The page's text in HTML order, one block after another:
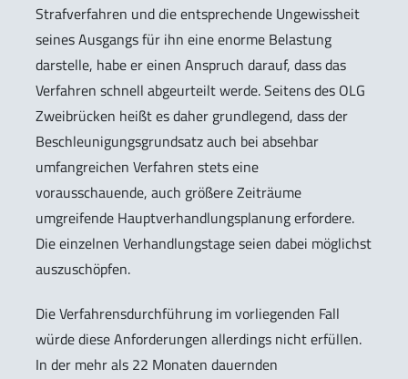
Strafverfahren und die entsprechende Ungewissheit
seines Ausgangs für ihn eine enorme Belastung
darstelle, habe er einen Anspruch darauf, dass das
Verfahren schnell abgeurteilt werde. Seitens des OLG
Zweibrücken heißt es daher grundlegend, dass der
Beschleunigungsgrundsatz auch bei absehbar
umfangreichen Verfahren stets eine
vorausschauende, auch größere Zeiträume
umgreifende Hauptverhandlungsplanung erfordere.
Die einzelnen Verhandlungstage seien dabei möglichst
auszuschöpfen.
Die Verfahrensdurchführung im vorliegenden Fall
würde diese Anforderungen allerdings nicht erfüllen.
In der mehr als 22 Monaten dauernden